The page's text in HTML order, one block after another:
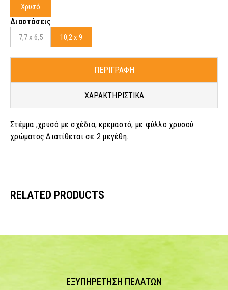
Χρυσό
Διαστάσεις
7,7 x 6,5 10,2 x 9
ΠΕΡΙΓΡΑΦΗ
ΧΑΡΑΚΤΗΡΙΣΤΙΚΑ
Στέμμα ,χρυσό με σχέδια, κρεμαστό, με φύλλο χρυσού
χρώματος.Διατίθεται σε 2 μεγέθη.
RELATED PRODUCTS
ΕΞΥΠΗΡΕΤΗΣΗ ΠΕΛΑΤΩΝ